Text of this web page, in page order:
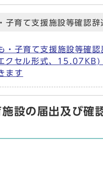
子育て支援施設等確認辞
・子育て支援施設等確認
クセル形式、15.07KB)
ます
設の届出及び確